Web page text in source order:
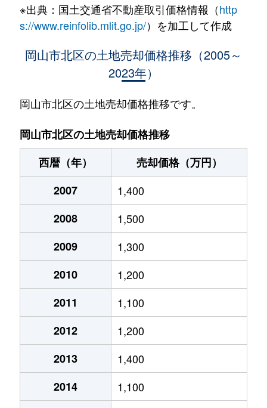
出石町
4,000万円 法界院
徒歩23
1,200万円
一宮
550万円 備前一宮
伊福町
3,000万円
伊福町
260万円 岡山
伊福町
5,100万円
伊福町
5,900万円
6,000万円
500万円
16,000万円
2,000万円
35,000万円
3,500万円
※出典：国土交通省不動産取引価格情報（http
s://www.reinfolib.mlit.go.jp/）を加工して作成
岡山市北区の土地売却価格推移（2005～
2023年）
岡山市北区の土地売却価格推移です。
岡山市北区の土地売却価格推移
西暦（年）
売却価格（万円）
2007
1,400
2008
1,500
2009
1,300
2010
1,200
2011
1,100
2012
1,200
2013
1,400
2014
1,100